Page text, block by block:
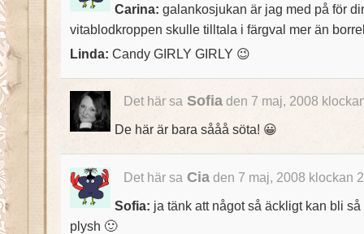
Carina: galankosjukan är jag med på för
vitablodkroppen skulle tilltala i färgval mer än
Linda: Candy GIRLY GIRLY 😉
Det här sa Sofiaden 7 maj, 2008
De här är bara sååå söta! 😀
Det här sa Ciaden 7 maj, 2008 klockan
Sofia: ja tänk att något så äckligt kan bli
plysh 🙂